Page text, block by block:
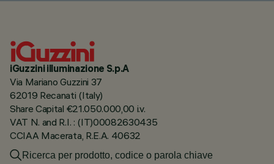
iGuzzini illuminazione S.p.A
Via Mariano Guzzini 37
62019 Recanati (Italy)
Share Capital €21.050.000,00 i.v.
VAT N. and R.I. : (IT)00082630435
CCIAA Macerata, R.E.A. 40632